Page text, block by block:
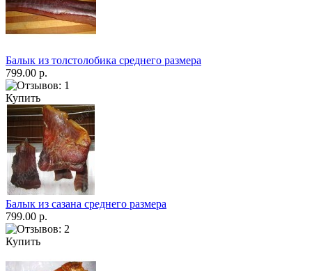
Балык из толстолобика среднего размера
799.00 р.
Купить
Балык из сазана среднего размера
799.00 р.
Купить